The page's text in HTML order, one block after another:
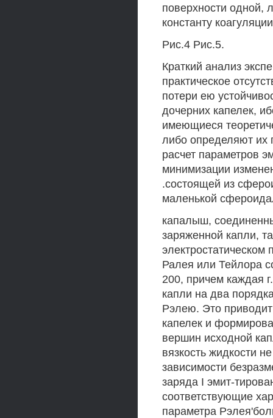
поверхности одной,
константу
Рис.4 Рис.5.
Краткий анализ
практическое
потери ею
дочерних капелек,
имеющиеся
либо определяют их
расчет параметров
минимизации
.состоящей из
маленькой
капалыш,
заряженной капли,
Ралея или Тейлора
200, причем каждая
капли на два
Рэлею. Это
капелек и
вершин исходной
вязкость жидкости
зависимости
заряда I эмит-
соответствующие
параметра